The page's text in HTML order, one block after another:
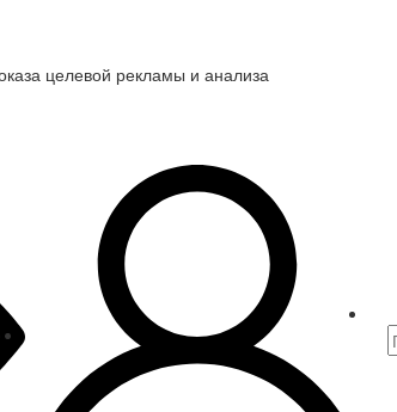
целевой рекламы и анализа